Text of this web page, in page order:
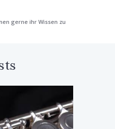
gerne ihr Wissen zu